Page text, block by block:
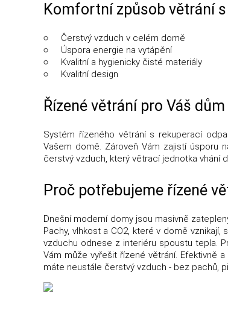
Komfortní způsob větrání
Čerstvý vzduch v celém domě
Úspora energie na vytápění
Kvalitní a hygienicky čisté materiály
Kvalitní design
Řízené větrání pro Váš dům
Systém řízeného větrání s rekuperací
Vašem domě. Zároveň Vám zajistí úsporu
čerstvý vzduch, který větrací jednotka vhání
Proč potřebujeme řízené
Dnešní moderní domy jsou masivně
Pachy, vlhkost a CO2, které v domě
vzduchu odnese z interiéru spoustu tepla.
Vám může vyřešit řízené větrání. Efektivně
máte neustále čerstvý vzduch - bez pachů,